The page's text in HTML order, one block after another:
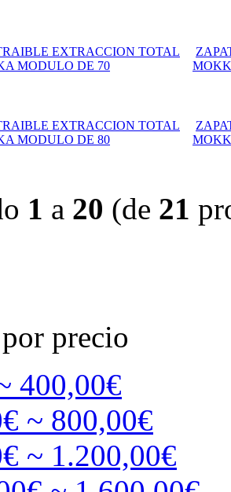
1 a 20 (de 21
precio
400,00€
~ 800,00€
~ 1.200,00€